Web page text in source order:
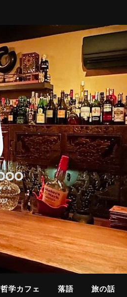
哲学カフェ 落語 旅の話